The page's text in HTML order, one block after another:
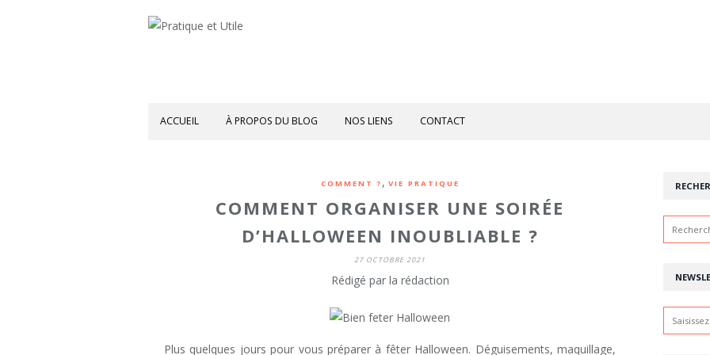
ACCUEIL À PROPOS DU BLOG NOS LIENS CONTACT
COMMENT ? , VIE PRATIQUE
COMMENT ORGANISER UNE SOIRÉE
D’HALLOWEEN INOUBLIABLE ?
27 OCTOBRE 2021
Rédigé par la rédaction
Plus quelques jours pour vous préparer à fêter Halloween. Déguisements, maquillage,